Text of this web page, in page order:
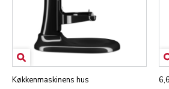
Køkkenmaskinens hus